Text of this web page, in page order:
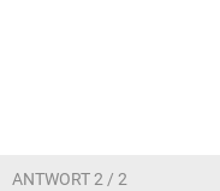
ANTWORT 2 / 2